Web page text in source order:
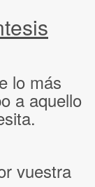
lo más
a aquello
vuestra